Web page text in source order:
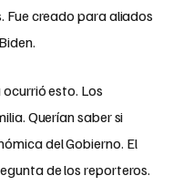
Fue creado para aliados
esto. Los
Querían saber si
del Gobierno. El
de los reporteros.